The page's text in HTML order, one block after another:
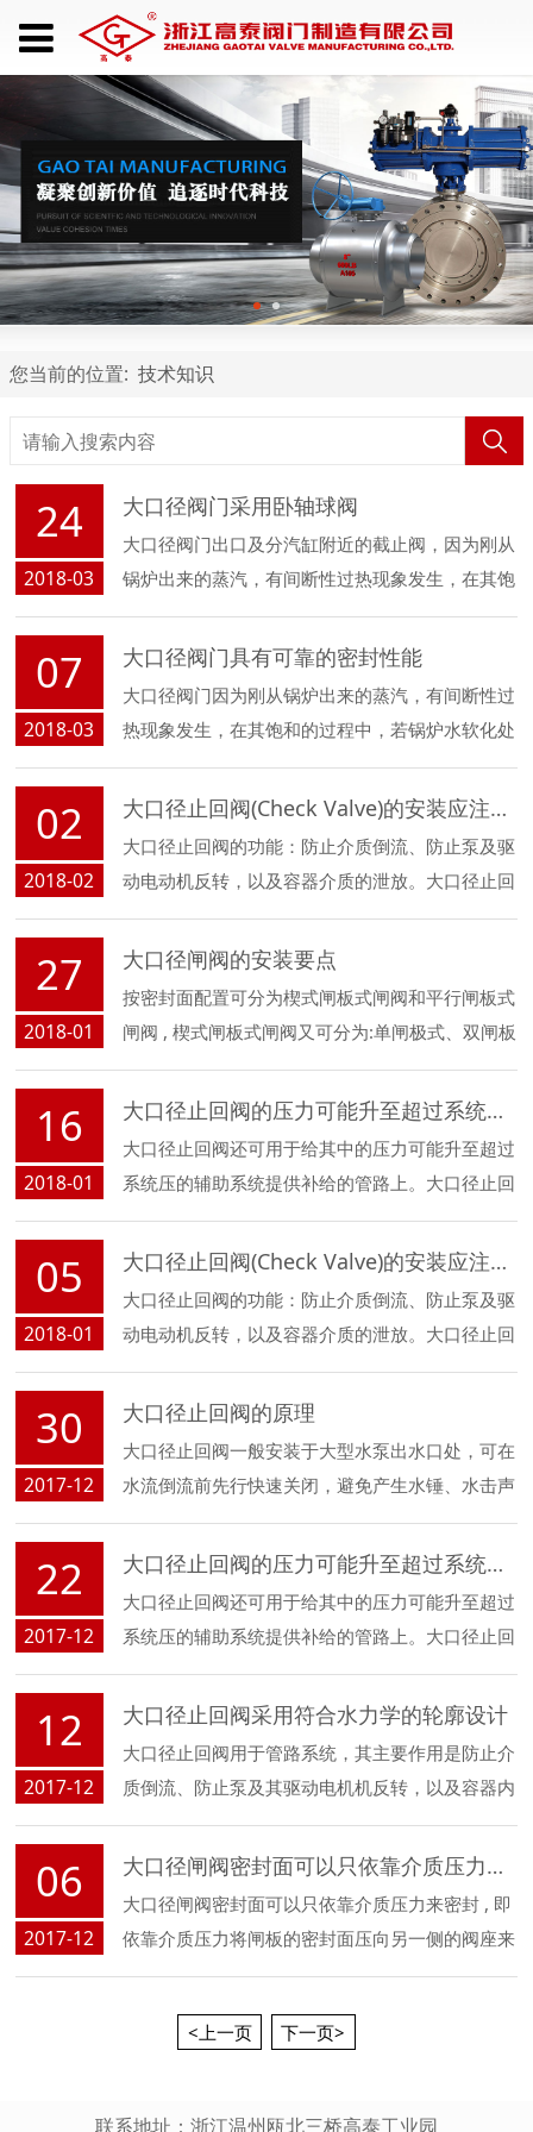
您当前的位置: 技术知识
24
2018-03
大口径阀门采用卧轴球阀
大口径阀门出口及分汽缸附近的截止阀，因为刚从
锅炉出来的蒸汽，有间断性过热现象发生，在其饱
和的过程中，若锅炉水软化处理不是太好的话，往
往会析出部分酸碱物质，对密封面会造成腐蚀和冲
蚀；还有一些可结晶的物质也可能附着在大口径阀
门密封面结晶...
07
2018-03
大口径阀门具有可靠的密封性能
大口径阀门因为刚从锅炉出来的蒸汽，有间断性过
热现象发生，在其饱和的过程中，若锅炉水软化处
理不是太好的话，往往会析出部分酸碱物质，对密
封面会造成腐蚀和冲蚀；还有一些可结晶的物质也
可能附着在阀门密封面结晶，导致阀门无法严密密
封。
02
2018-02
大口径止回阀(Check Valve)的安装应注意以下事项
大口径止回阀的功能：防止介质倒流、防止泵及驱
动电动机反转，以及容器介质的泄放。大口径止回
阀是指依靠介质本身流动而自动开、闭阀瓣，用来
防止介质倒流的阀门...
27
2018-01
大口径闸阀的安装要点
按密封面配置可分为楔式闸板式闸阀和平行闸板式
闸阀 , 楔式闸板式闸阀又可分为:单闸极式、双闸板
式和弹性闸板式；平行闸板式闸阀可分为单闸板式
和双闸板式。按阀杆的螺纹位置划分，可分为明杆
闸阀和暗杆闸...
16
2018-01
大口径止回阀的压力可能升至超过系统压的辅助系统的管路
大口径止回阀还可用于给其中的压力可能升至超过
系统压的辅助系统提供补给的管路上。大口径止回
阀主要可分为旋启式止回阀（依重心旋转）与升降
式止回阀（沿轴线移动）。大口径止回阀广泛用于
大型给排水、消防、暖通、工业等系统...
05
2018-01
大口径止回阀(Check Valve)的安装应注意以下事项
大口径止回阀的功能：防止介质倒流、防止泵及驱
动电动机反转，以及容器介质的泄放。大口径止回
阀是指依靠介质本身流动而自动开、闭阀瓣，用来
防止介质倒流的阀门，又称逆止阀、单向阀、逆流
阀、和背压阀...
30
2017-12
大口径止回阀的原理
大口径止回阀一般安装于大型水泵出水口处，可在
水流倒流前先行快速关闭，避免产生水锤、水击声
和破坏性冲击，以达到静音、防止介质倒流和保护
设备的目的。
22
2017-12
大口径止回阀的压力可能升至超过系统压的辅助系统的管路
大口径止回阀还可用于给其中的压力可能升至超过
系统压的辅助系统提供补给的管路上。大口径止回
阀主要可分为旋启式止回阀（依重心旋转）与升降
式止回阀（沿轴线移动）。大口径止回阀广泛用于
大型给排水、消防、暖通、工业等系统管路。为...
12
2017-12
大口径止回阀采用符合水力学的轮廓设计
大口径止回阀用于管路系统，其主要作用是防止介
质倒流、防止泵及其驱动电机机反转，以及容器内
介质的泄放。止回阀还可用于给其中的压力可能升
至超过主系统压力的辅助系统提供补给的管路上。
06
2017-12
大口径闸阀密封面可以只依靠介质压力来密封
大口径闸阀密封面可以只依靠介质压力来密封 , 即
依靠介质压力将闸板的密封面压向另一侧的阀座来
保证密封面的密封，这就是自密封...
<上一页 下一页>
联系地址：浙江温州瓯北三桥高泰工业园